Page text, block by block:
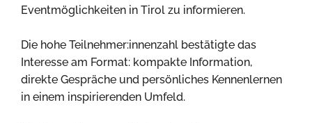
Eventmöglichkeiten in Tirol zu informieren.
Die hohe Teilnehmer:innenzahl bestätigte das
Interesse am Format: kompakte Information,
direkte Gespräche und persönliches Kennenlernen
in einem inspirierenden Umfeld.